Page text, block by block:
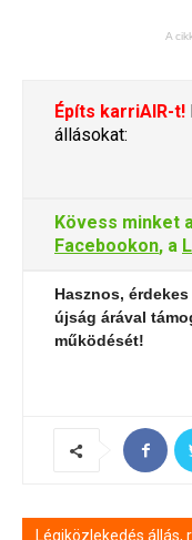
A
Építs karriAIR-t!
állásokat:
Kövess minket
Facebookon, a
Hasznos,
újság árával
működését!
Légiközlekedés állás,